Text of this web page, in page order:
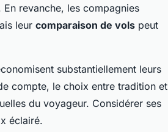
revanche, les compagnies
leur comparaison de vols peut
substantiellement leurs
compte, le choix entre tradition et
du voyageur. Considérer ses
éclairé.